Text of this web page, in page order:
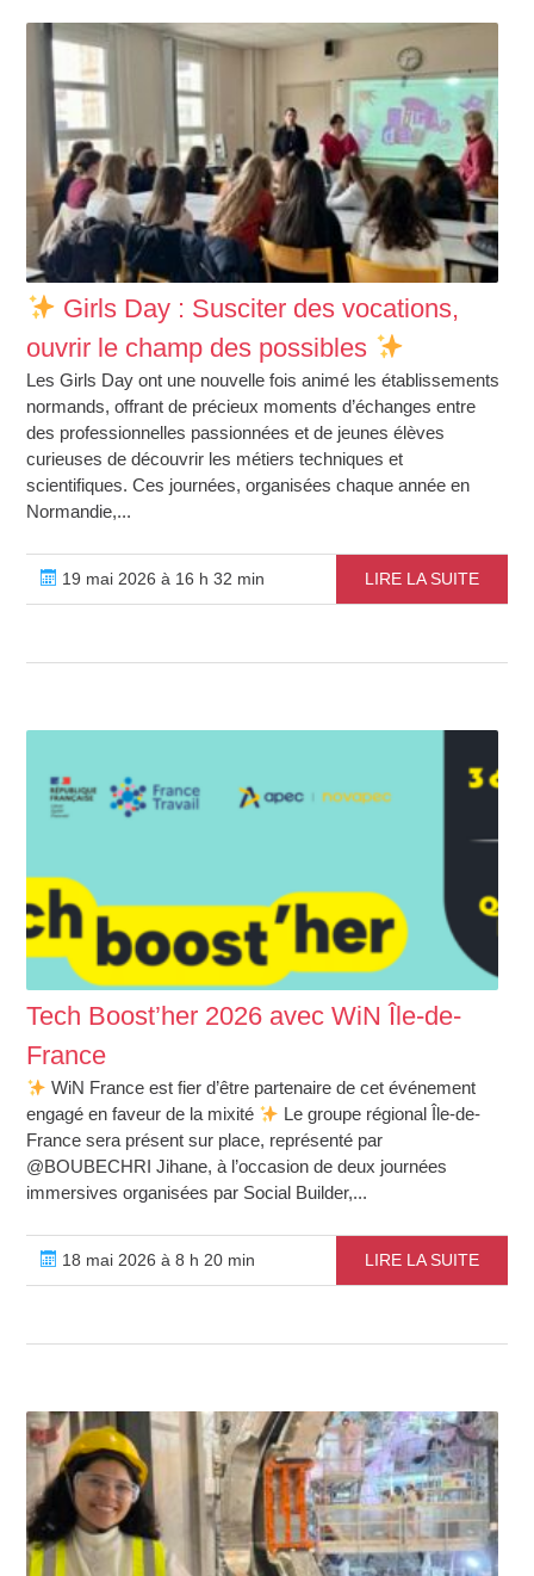
Girls Day : Susciter des vocations,
ouvrir le champ des possibles
Les Girls Day ont une nouvelle fois animé les établissements
normands, offrant de précieux moments d’échanges entre
des professionnelles passionnées et de jeunes élèves
curieuses de découvrir les métiers techniques et
scientifiques. Ces journées, organisées chaque année en
Normandie,...
19 mai 2026 à 16 h 32 min LIRE LA SUITE
Tech Boost’her 2026 avec WiN Île-de-
France
WiN France est fier d’être partenaire de cet événement
engagé en faveur de la mixité
Le groupe régional Île-de-
France sera présent sur place, représenté par
@BOUBECHRI Jihane, à l’occasion de deux journées
immersives organisées par Social Builder,...
18 mai 2026 à 8 h 20 min LIRE LA SUITE